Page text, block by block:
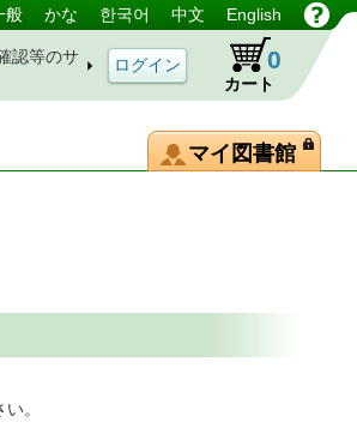
般 かな 한국어 中文 English
認等のサ
カート
0
マイ図書館
。